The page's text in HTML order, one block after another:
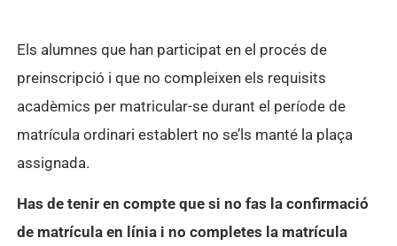
Els alumnes que han participat en el procés de
preinscripció i que no compleixen els requisits
acadèmics per matricular-se durant el període de
matrícula ordinari establert no se’ls manté la plaça
assignada.
Has de tenir en compte que si no fas la confirmació
de matrícula en línia i no completes la matrícula